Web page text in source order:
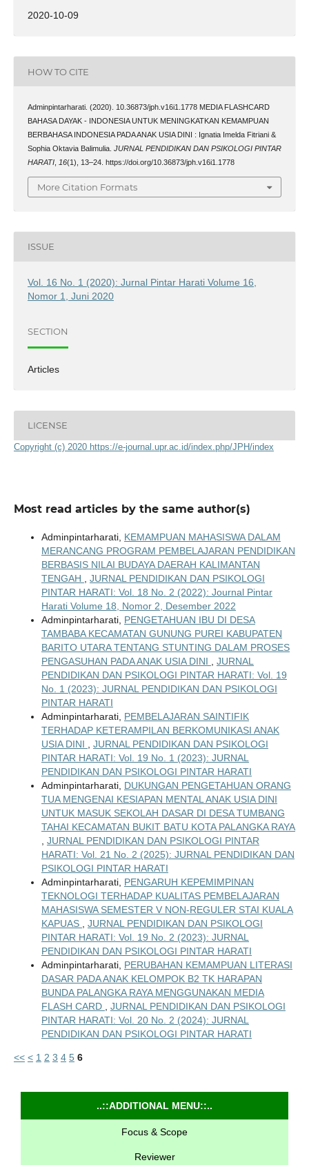
2020-10-09
HOW TO CITE
Adminpintarharati. (2020). 10.36873/jph.v16i1.1778 MEDIA FLASHCARD
BAHASA DAYAK - INDONESIA UNTUK MENINGKATKAN KEMAMPUAN
BERBAHASA INDONESIA PADA ANAK USIA DINI : Ignatia Imelda Fitriani &
Sophia Oktavia Balimulia. JURNAL PENDIDIKAN DAN PSIKOLOGI PINTAR
HARATI, 16(1), 13–24. https://doi.org/10.36873/jph.v16i1.1778
More Citation Formats
ISSUE
Vol. 16 No. 1 (2020): Jurnal Pintar Harati Volume 16,
Nomor 1, Juni 2020
SECTION
Articles
LICENSE
Copyright (c) 2020 https://e-journal.upr.ac.id/index.php/JPH/index
Most read articles by the same author(s)
Adminpintarharati, KEMAMPUAN MAHASISWA DALAM
MERANCANG PROGRAM PEMBELAJARAN PENDIDIKAN
BERBASIS NILAI BUDAYA DAERAH KALIMANTAN
TENGAH
JURNAL PENDIDIKAN DAN PSIKOLOGI
PINTAR HARATI: Vol. 18 No. 2 (2022): Journal Pintar
Harati Volume 18, Nomor 2, Desember 2022
Adminpintarharati, PENGETAHUAN IBU DI DESA
TAMBABA KECAMATAN GUNUNG PUREI KABUPATEN
BARITO UTARA TENTANG STUNTING DALAM PROSES
PENGASUHAN PADA ANAK USIA DINI
JURNAL
PENDIDIKAN DAN PSIKOLOGI PINTAR HARATI: Vol. 19
No. 1 (2023): JURNAL PENDIDIKAN DAN PSIKOLOGI
PINTAR HARATI
Adminpintarharati, PEMBELAJARAN SAINTIFIK
TERHADAP KETERAMPILAN BERKOMUNIKASI ANAK
USIA DINI
JURNAL PENDIDIKAN DAN PSIKOLOGI
PINTAR HARATI: Vol. 19 No. 1 (2023): JURNAL
PENDIDIKAN DAN PSIKOLOGI PINTAR HARATI
Adminpintarharati, DUKUNGAN PENGETAHUAN ORANG
TUA MENGENAI KESIAPAN MENTAL ANAK USIA DINI
UNTUK MASUK SEKOLAH DASAR DI DESA TUMBANG
TAHAI KECAMATAN BUKIT BATU KOTA PALANGKA RAYA
JURNAL PENDIDIKAN DAN PSIKOLOGI PINTAR
HARATI: Vol. 21 No. 2 (2025): JURNAL PENDIDIKAN DAN
PSIKOLOGI PINTAR HARATI
Adminpintarharati, PENGARUH KEPEMIMPINAN
TEKNOLOGI TERHADAP KUALITAS PEMBELAJARAN
MAHASISWA SEMESTER V NON-REGULER STAI KUALA
KAPUAS
JURNAL PENDIDIKAN DAN PSIKOLOGI
PINTAR HARATI: Vol. 19 No. 2 (2023): JURNAL
PENDIDIKAN DAN PSIKOLOGI PINTAR HARATI
Adminpintarharati, PERUBAHAN KEMAMPUAN LITERASI
DASAR PADA ANAK KELOMPOK B2 TK HARAPAN
BUNDA PALANGKA RAYA MENGGUNAKAN MEDIA
FLASH CARD
JURNAL PENDIDIKAN DAN PSIKOLOGI
PINTAR HARATI: Vol. 20 No. 2 (2024): JURNAL
PENDIDIKAN DAN PSIKOLOGI PINTAR HARATI
<< < 1 2 3 4 5 6
..::ADDITIONAL MENU::..
Focus & Scope
Reviewer